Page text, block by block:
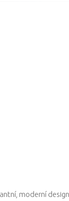
moderní